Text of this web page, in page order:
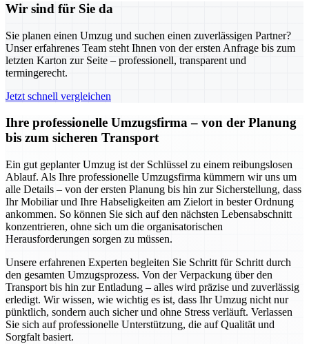
Wir sind für Sie da
Sie planen einen Umzug und suchen einen zuverlässigen Partner?
Unser erfahrenes Team steht Ihnen von der ersten Anfrage bis zum
letzten Karton zur Seite – professionell, transparent und
termingerecht.
Jetzt schnell vergleichen
Ihre professionelle Umzugsfirma – von der Planung
bis zum sicheren Transport
Ein gut geplanter Umzug ist der Schlüssel zu einem reibungslosen
Ablauf. Als Ihre professionelle Umzugsfirma kümmern wir uns um
alle Details – von der ersten Planung bis hin zur Sicherstellung, dass
Ihr Mobiliar und Ihre Habseligkeiten am Zielort in bester Ordnung
ankommen. So können Sie sich auf den nächsten Lebensabschnitt
konzentrieren, ohne sich um die organisatorischen
Herausforderungen sorgen zu müssen.
Unsere erfahrenen Experten begleiten Sie Schritt für Schritt durch
den gesamten Umzugsprozess. Von der Verpackung über den
Transport bis hin zur Entladung – alles wird präzise und zuverlässig
erledigt. Wir wissen, wie wichtig es ist, dass Ihr Umzug nicht nur
pünktlich, sondern auch sicher und ohne Stress verläuft. Verlassen
Sie sich auf professionelle Unterstützung, die auf Qualität und
Sorgfalt basiert.